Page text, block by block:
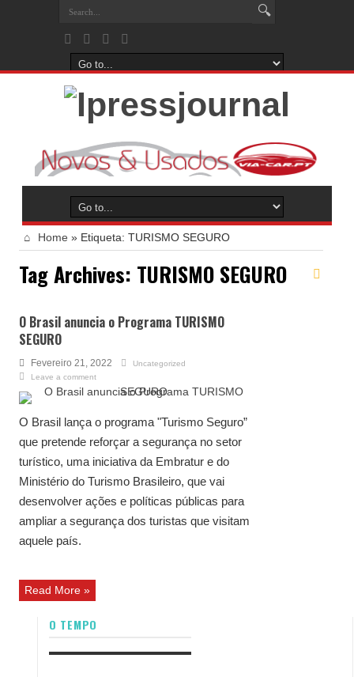
Home » Etiqueta: TURISMO SEGURO
Tag Archives: TURISMO SEGURO
O Brasil anuncia o Programa TURISMO
SEGURO
Fevereiro 21, 2022
Uncategorized
Leave a comment
O Brasil lança o programa "Turismo Seguro”
que pretende reforçar a segurança no setor
turístico, uma iniciativa da Embratur e do
Ministério do Turismo Brasileiro, que vai
desenvolver ações e políticas públicas para
ampliar a segurança dos turistas que visitam
aquele país.
Read More »
O TEMPO